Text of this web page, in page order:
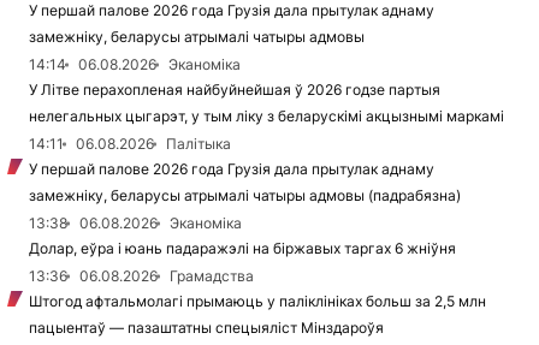
У першай палове 2026 года Грузія дала прытулак аднаму
замежніку, беларусы атрымалі чатыры адмовы
14:14
06.08.2026
Эканоміка
У Літве перахопленая найбуйнейшая ў 2026 годзе партыя
нелегальных цыгарэт, у тым ліку з беларускімі акцызнымі маркамі
14:11
06.08.2026
Палітыка
У першай палове 2026 года Грузія дала прытулак аднаму
замежніку, беларусы атрымалі чатыры адмовы (падрабязна)
13:38
06.08.2026
Эканоміка
Долар, еўра і юань падаражэлі на біржавых таргах 6 жніўня
13:36
06.08.2026
Грамадства
Штогод афтальмолагі прымаюць у паліклініках больш за 2,5 млн
пацыентаў — пазаштатны спецыяліст Мінздароўя